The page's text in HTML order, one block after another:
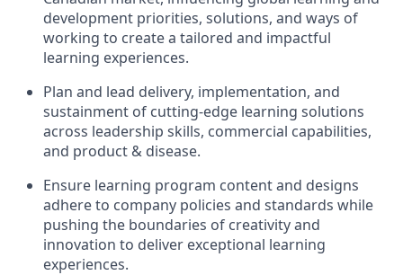
development priorities, solutions, and ways of
working to create a tailored and impactful
learning experiences.
Plan and lead delivery, implementation, and
sustainment of cutting-edge learning solutions
across leadership skills, commercial capabilities,
and product & disease.
Ensure learning program content and designs
adhere to company policies and standards while
pushing the boundaries of creativity and
innovation to deliver exceptional learning
experiences.